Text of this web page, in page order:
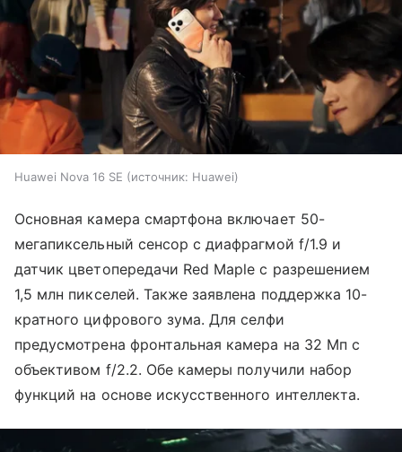
Huawei Nova 16 SE источник: Huawei
Основная камера смартфона включает 50-
мегапиксельный сенсор с диафрагмой f/1.9 и
датчик цветопередачи Red Maple с разрешением
1,5 млн пикселей. Также заявлена поддержка 10-
кратного цифрового зума. Для селфи
предусмотрена фронтальная камера на 32 Мп с
объективом f/2.2. Обе камеры получили набор
функций на основе искусственного интеллекта.